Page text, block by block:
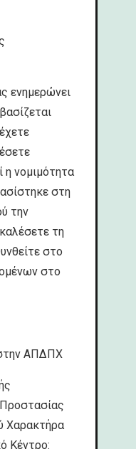
ενημερώνει
η νομιμότητα
στη
την
τη
στο
στο
ΑΠΔΠΧ
Χαρακτήρα
Κέντρο: